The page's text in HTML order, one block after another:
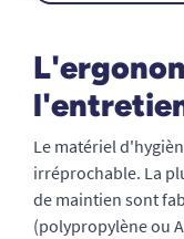
Le matériel
irréprochable. La
de maintien sont
(polypropylène ou